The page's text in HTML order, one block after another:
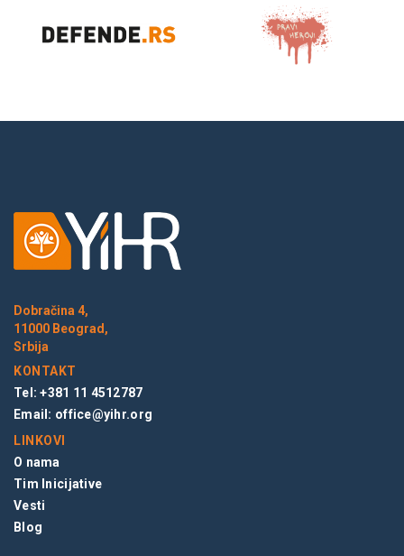
Dobračina 4,
11000 Beograd,
Srbija
KONTAKT
Tel: +381 11 4512787
Email: office@yihr.org
LINKOVI
O nama
Tim Inicijative
Vesti
Blog